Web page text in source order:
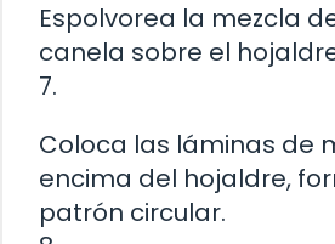
Espolvorea la mezcla
canela sobre el
7.
Coloca las láminas de
encima del hojaldre,
patrón circular.